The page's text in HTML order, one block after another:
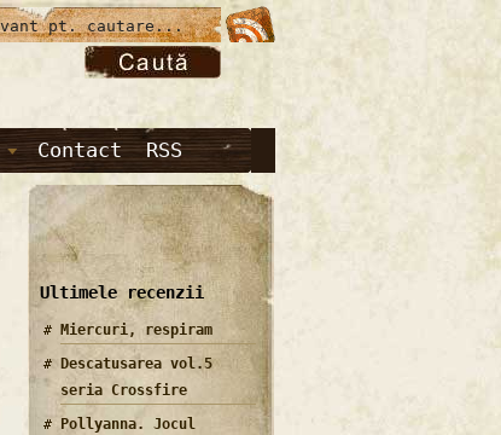
Contact RSS
Ultimele recenzii
Miercuri, respiram
Descatusarea vol.5
seria Crossfire
Pollyanna. Jocul